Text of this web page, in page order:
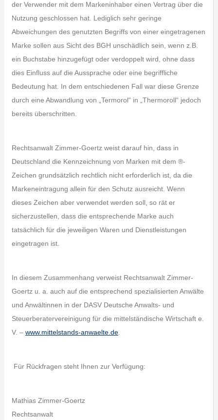
der Verwender mit dem Markeninhaber einen Vertrag über die
Nutzung geschlossen hat. Lediglich sehr geringe
Abweichungen des genutzten Begriffs von einer eingetragenen
Marke sollen aus Sicht des BGH unschädlich sein, wenn z.B.
ein Buchstabe hinzugefügt oder verdoppelt wird, ohne dass
dies Einfluss auf die Aussprache oder eine begriffliche
Bedeutung hat. In dem entschiedenen Fall war diese Grenze
durch eine Abwandlung von „Termorol“ in „Thermoroll“ jedoch
bereits überschritten.
Rechtsanwalt Zimmer-Goertz weist darauf hin, dass in
Deutschland die Kennzeichnung von Marken mit dem ®-
Zeichen grundsätzlich rechtlich nicht erforderlich ist, da die
Markeneintragung allein für den Schutz ausreicht. Wenn
dieses Zeichen aber verwendet werden soll, so rät er
sicherzustellen, dass die entsprechende Marke auch
tatsächlich für die jeweiligen Waren und Dienstleistungen
eingetragen ist.
In diesem Zusammenhang verweist Rechtsanwalt Zimmer-
Goertz u. a. auch auf die entsprechend spezialisierten Anwälte
und Anwältinnen in der DASV Deutsche Anwalts- und
Steuerberatervereinigung für die mittelständische Wirtschaft e.
V. – www.mittelstands-anwaelte.de.
Für Rückfragen steht Ihnen zur Verfügung:
Mathias Zimmer-Goertz
Rechtsanwalt